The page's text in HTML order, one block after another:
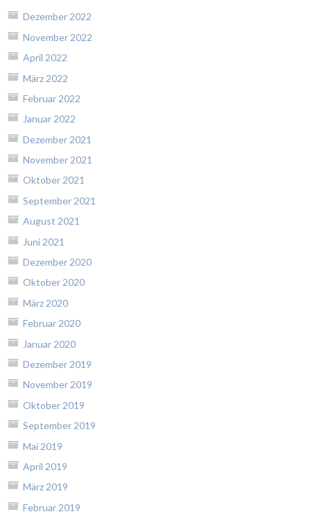
Dezember 2022
November 2022
April 2022
März 2022
Februar 2022
Januar 2022
Dezember 2021
November 2021
Oktober 2021
September 2021
August 2021
Juni 2021
Dezember 2020
Oktober 2020
März 2020
Februar 2020
Januar 2020
Dezember 2019
November 2019
Oktober 2019
September 2019
Mai 2019
April 2019
März 2019
Februar 2019